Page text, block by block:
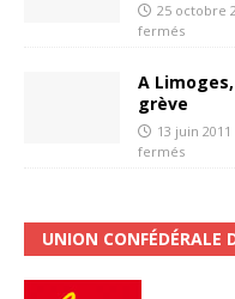
25 octobre
fermés
A
grève
13 juin 2011
fermés
UNION CONFÉDÉRALE